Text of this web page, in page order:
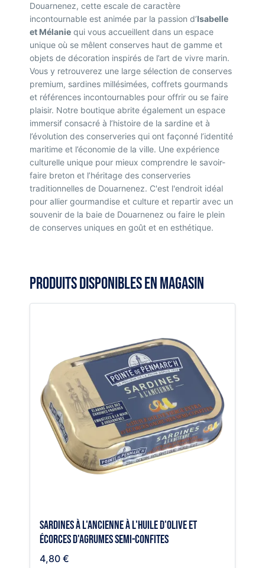
Douarnenez, cette escale de caractère
incontournable est animée par la passion d’Isabelle
et Mélanie qui vous accueillent dans un espace
unique où se mêlent conserves haut de gamme et
objets de décoration inspirés de l’art de vivre marin.
Vous y retrouverez une large sélection de conserves
premium, sardines millésimées, coffrets gourmands
et références incontournables pour offrir ou se faire
plaisir. Notre boutique abrite également un espace
immersif consacré à l’histoire de la sardine et à
l’évolution des conserveries qui ont façonné l’identité
maritime et l’économie de la ville. Une expérience
culturelle unique pour mieux comprendre le savoir-
faire breton et l’héritage des conserveries
traditionnelles de Douarnenez. C'est l'endroit idéal
pour allier gourmandise et culture et repartir avec un
souvenir de la baie de Douarnenez ou faire le plein
de conserves uniques en goût et en esthétique.
Produits disponibles en magasin
Sardines à l'ancienne à l'huile d'olive et
écorces d'agrumes semi-confites
4,80 €